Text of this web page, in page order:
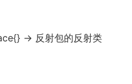
-> 反射包的反射类